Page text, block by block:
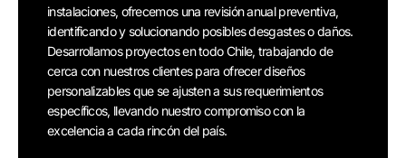
instalaciones, ofrecemos una revisión anual preventiva,
identificando y solucionando posibles desgastes o daños.
Desarrollamos proyectos en todo Chile, trabajando de
cerca con nuestros clientes para ofrecer diseños
personalizables que se ajusten a sus requerimientos
específicos, llevando nuestro compromiso con la
excelencia a cada rincón del país.